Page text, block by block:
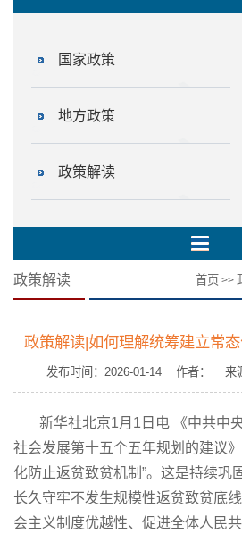
国家政策
地方政策
政策解读
政策解读 首页 >>
政策解读|如何理解统筹建立常
发布时间：2026-01-14 作者： 来
新华社北京1月1日电 《中共中
社会发展第十五个五年规划的建议
化防止返贫致贫机制”。这是持续巩
长久守牢不发生规模性返贫致贫底
会主义制度优越性、促进全体人民